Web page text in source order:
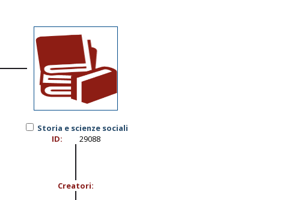
Storia e scienze sociali
ID:
29088
Creatori: